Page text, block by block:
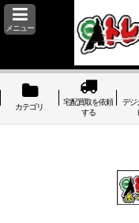
メニュー
カテゴリ
宅配買取を依頼
する
デジ